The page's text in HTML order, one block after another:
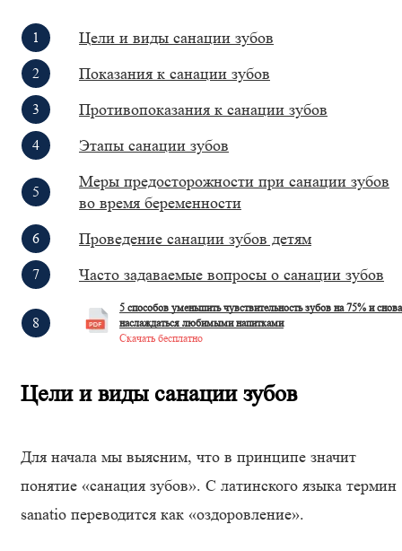
Цели и виды санации зубов
Показания к санации зубов
Противопоказания к санации зубов
Этапы санации зубов
Меры предосторожности при санации зубов
во время беременности
Проведение санации зубов детям
Часто задаваемые вопросы о санации зубов
5 способов уменьшить чувствительность зубов на 75% и снова
наслаждаться любимыми напитками
Скачать бесплатно
Цели и виды санации зубов
Для начала мы выясним, что в принципе значит
понятие «санация зубов». C латинского языка термин
sanatio переводится как «оздоровление».